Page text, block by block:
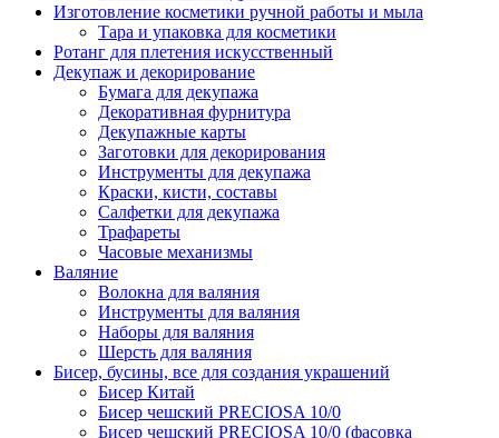
Изготовление косметики ручной работы и мыла
Тара и упаковка для косметики
Ротанг для плетения искусственный
Декупаж и декорирование
Бумага для декупажа
Декоративная фурнитура
Декупажные карты
Заготовки для декорирования
Инструменты для декупажа
Краски, кисти, составы
Салфетки для декупажа
Трафареты
Часовые механизмы
Валяние
Волокна для валяния
Инструменты для валяния
Наборы для валяния
Шерсть для валяния
Бисер, бусины, все для создания украшений
Бисер Китай
Бисер чешский PRECIOSA 10/0
Бисер чешский PRECIOSA 10/0 (фасовка